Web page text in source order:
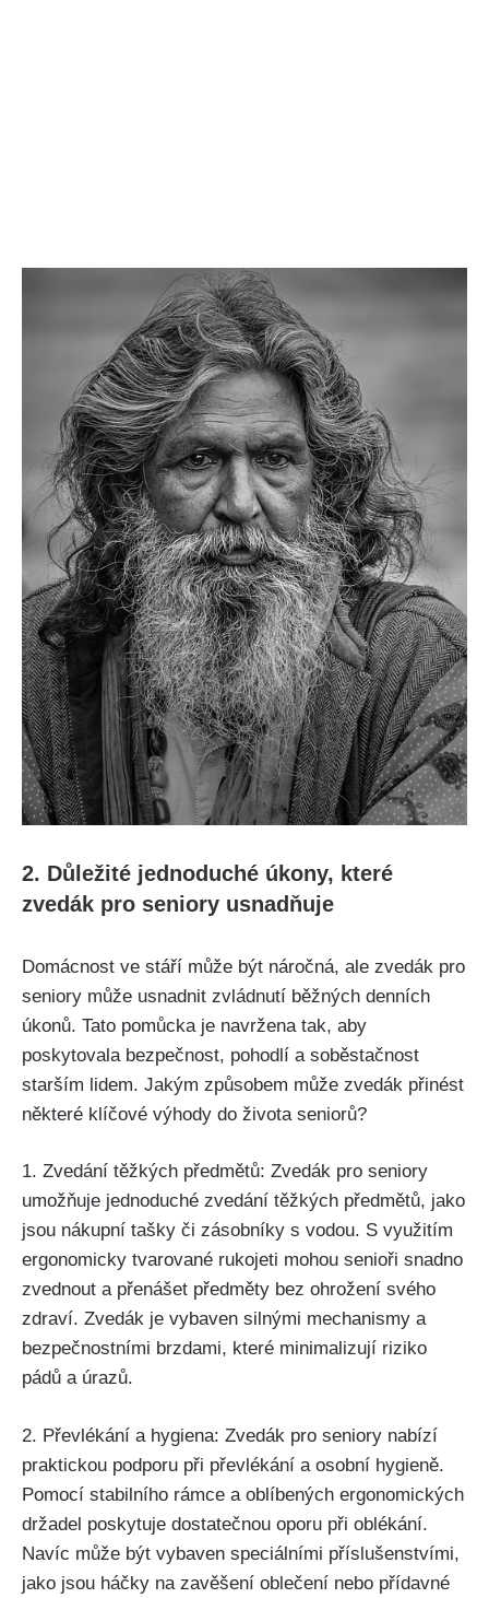
2. Důležité jednoduché úkony, které
zvedák pro seniory usnadňuje
Domácnost ve stáří může být náročná, ale zvedák pro
seniory může usnadnit zvládnutí běžných denních
úkonů. Tato pomůcka je navržena tak, aby
poskytovala bezpečnost, pohodlí a soběstačnost
starším lidem. Jakým způsobem může zvedák přinést
některé klíčové výhody do života seniorů?
1. Zvedání těžkých předmětů: Zvedák pro seniory
umožňuje jednoduché zvedání těžkých předmětů, jako
jsou nákupní tašky či zásobníky s vodou. S využitím
ergonomicky tvarované rukojeti mohou senioři snadno
zvednout a přenášet předměty bez ohrožení svého
zdraví. Zvedák je vybaven silnými mechanismy a
bezpečnostními brzdami, které minimalizují riziko
pádů a úrazů.
2. Převlékání a hygiena: Zvedák pro seniory nabízí
praktickou podporu při převlékání a osobní hygieně.
Pomocí stabilního rámce a oblíbených ergonomických
držadel poskytuje dostatečnou oporu při oblékání.
Navíc může být vybaven speciálními příslušenstvími,
jako jsou háčky na zavěšení oblečení nebo přídavné